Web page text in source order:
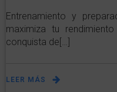
Entrenamiento y
maximiza tu
conquista de[…]
LEER MÁS